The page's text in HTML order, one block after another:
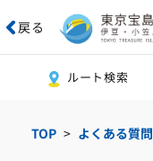
戻る
ルート検索
TOP よくある質問